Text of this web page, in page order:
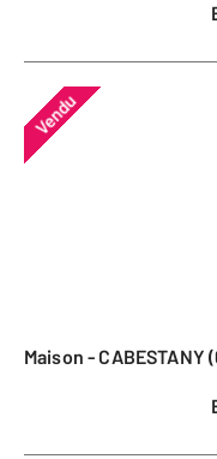
Vendu
Maison - CABESTANY